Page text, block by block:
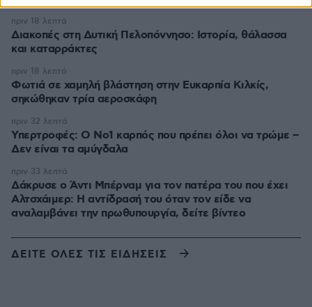
Διακοπές στη Δυτική Πελοπόννησο: Ιστορία, θάλασσα
και καταρράκτες
πριν 18 λεπτά
Φωτιά σε χαμηλή βλάστηση στην Ευκαρπία Κιλκίς,
σηκώθηκαν τρία αεροσκάφη
πριν 18 λεπτά
Υπερτροφές: Ο Νο1 καρπός που πρέπει όλοι να τρώμε –
Δεν είναι τα αμύγδαλα
πριν 32 λεπτά
Δάκρυσε ο Άντι Μπέρναμ για τον πατέρα του που έχει
Αλτσχάιμερ: Η αντίδρασή του όταν τον είδε να
αναλαμβάνει την πρωθυπουργία, δείτε βίντεο
πριν 33 λεπτά
ΔΕΙΤΕ ΟΛΕΣ ΤΙΣ ΕΙΔΗΣΕΙΣ